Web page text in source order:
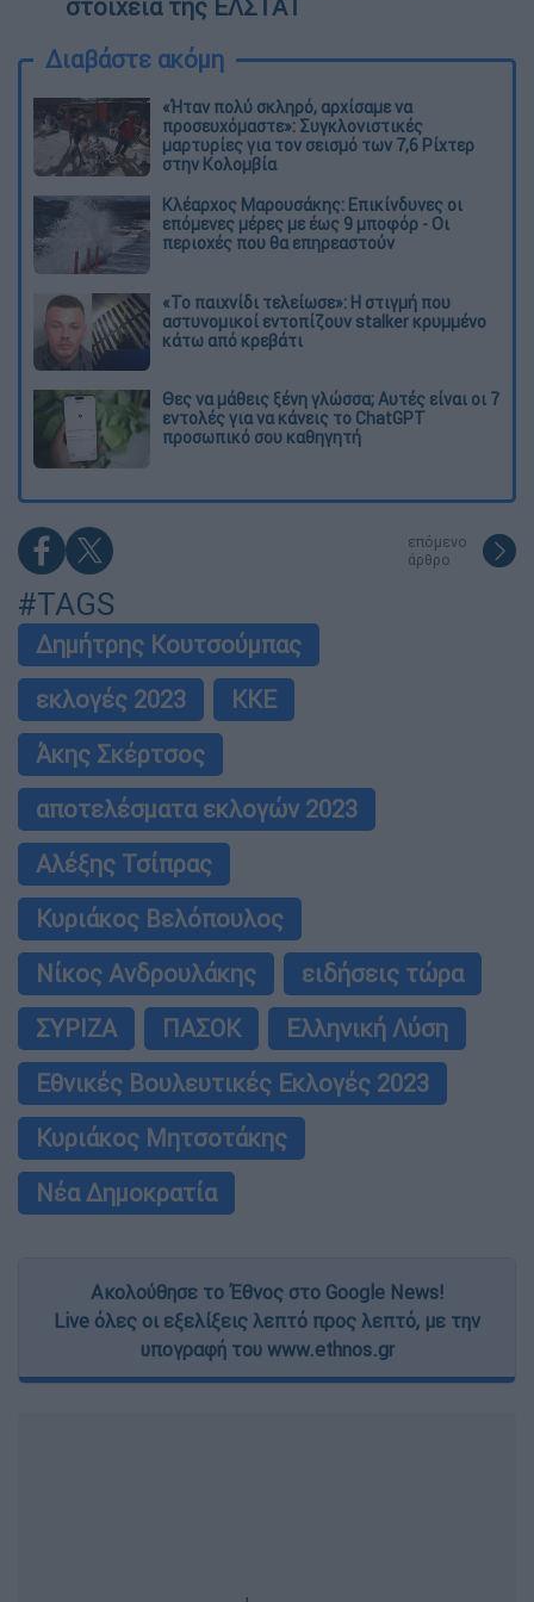
στοιχεία της ΕΛΣΤΑΤ
Διαβάστε ακόμη
«Ήταν πολύ σκληρό, αρχίσαμε να
προσευχόμαστε»: Συγκλονιστικές
μαρτυρίες για τον σεισμό των 7,6 Ρίχτερ
στην Κολομβία
Κλέαρχος Μαρουσάκης: Επικίνδυνες οι
επόμενες μέρες με έως 9 μποφόρ - Οι
περιοχές που θα επηρεαστούν
«Το παιχνίδι τελείωσε»: Η στιγμή που
αστυνομικοί εντοπίζουν stalker κρυμμένο
κάτω από κρεβάτι
Θες να μάθεις ξένη γλώσσα; Αυτές είναι οι 7
εντολές για να κάνεις το ChatGPT
προσωπικό σου καθηγητή
επόμενο
άρθρο
#TAGS
Δημήτρης Κουτσούμπας
εκλογές 2023
ΚΚΕ
Άκης Σκέρτσος
αποτελέσματα εκλογών 2023
Αλέξης Τσίπρας
Κυριάκος Βελόπουλος
Νίκος Ανδρουλάκης
ειδήσεις τώρα
ΣΥΡΙΖΑ
ΠΑΣΟΚ
Ελληνική Λύση
Εθνικές Βουλευτικές Εκλογές 2023
Κυριάκος Μητσοτάκης
Νέα Δημοκρατία
Ακολούθησε το Έθνος στο Google News!
Live όλες οι εξελίξεις λεπτό προς λεπτό, με την
υπογραφή του www.ethnos.gr